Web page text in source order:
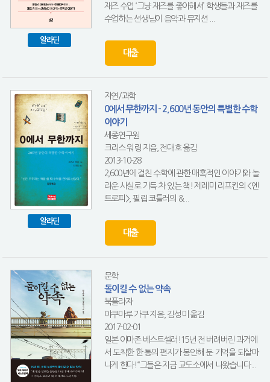
알라딘
재즈 수업 ‘그냥 재즈를 좋아해서’ 학생들과 재즈를
수업하는 선생님이 음악과 뮤지션 ...
대출
알라딘
자연/과학
0에서 무한까지 - 2,600년 동안의 특별한 수학
이야기
세종연구원
크리스 워링 지음, 전대호 옮김
2013-10-28
2,600년에 걸친 수학에 관한 매혹적인 이야기와 놀
라운 사실로 가득 차 있는 책! 제레미 리프킨의 <엔
트로피>, 필립 코틀러의 &...
대출
문학
돌이킬 수 없는 약속
북플라자
야쿠마루 가쿠 지음, 김성미 옮김
2017-02-01
일본 아마존 베스트셀러!15년 전 버려버린 과거에
서 도착한 한 통의 편지가 봉인해 둔 기억을 되살아
나게 한다!“그들은 지금 교도소에서 나왔습니다...